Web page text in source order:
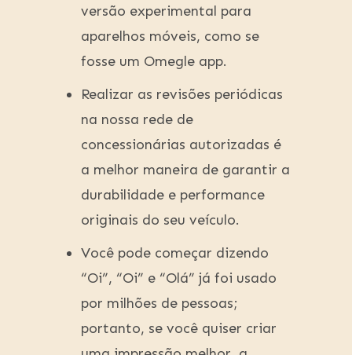
versão experimental para
aparelhos móveis, como se
fosse um Omegle app.
Realizar as revisões periódicas
na nossa rede de
concessionárias autorizadas é
a melhor maneira de garantir a
durabilidade e performance
originais do seu veículo.
Você pode começar dizendo
“Oi”, “Oi” e “Olá” já foi usado
por milhões de pessoas;
portanto, se você quiser criar